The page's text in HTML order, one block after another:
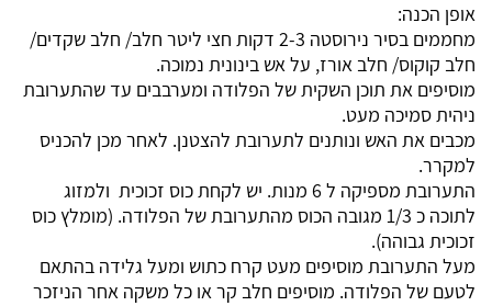
אופן הכנה:
מחממים בסיר נירוסטה 2-3 דקות חצי ליטר חלב/ חלב שקדים/
חלב קוקוס/ חלב אורז, על אש בינונית נמוכה.
מוסיפים את תוכן השקית של הפלודה ומערבבים עד שהתערובת
ניהית סמיכה מעט.
מכבים את האש ונותנים לתערובת להצטנן. לאחר מכן להכניס
למקרר.
התערובת מספיקה ל 6 מנות. יש לקחת כוס זכוכית ולמזוג
לתוכה כ 1/3 מגובה הכוס מהתערובת של הפלודה. (מומלץ כוס
זכוכית גבוהה).
מעל התערובת מוסיפים מעט קרח כתוש ומעל גלידה בהתאם
לטעם של הפלודה. מוסיפים חלב קר או כל משקה אחר הניזכר